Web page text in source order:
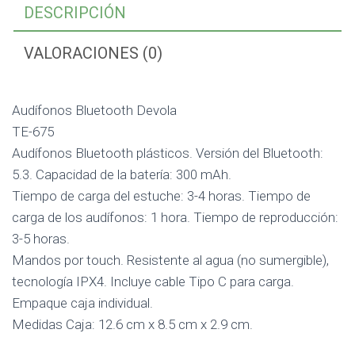
DESCRIPCIÓN
VALORACIONES (0)
Audífonos Bluetooth Devola
TE-675
Audífonos Bluetooth plásticos. Versión del Bluetooth:
5.3. Capacidad de la batería: 300 mAh.
Tiempo de carga del estuche: 3-4 horas. Tiempo de
carga de los audífonos: 1 hora. Tiempo de reproducción:
3-5 horas.
Mandos por touch. Resistente al agua (no sumergible),
tecnología IPX4. Incluye cable Tipo C para carga.
Empaque caja individual.
Medidas Caja: 12.6 cm x 8.5 cm x 2.9 cm.